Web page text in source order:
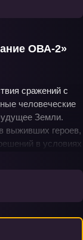
ОВА-2»
сражений с
человеческие
Земли.
выживших героев,
в условиях
ОВА
аниме и научной